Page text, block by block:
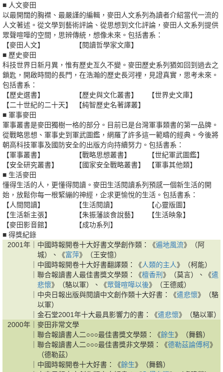
■ 人文麥田
以最開闊的胸襟、最嚴謹的編輯，麥田人文系列為讀者介紹當代一流的
人文著述。從文學到藝術評論、從思想到文化評論，麥田人文系列提供
眾聲喧嘩的空間，思辨傳統，想像未來。包括書系：
【麥田人文】
【閱讀哲學家文庫】
■ 歷史麥田
科技世界日新月異，惟有歷史亙久不變。麥田歷史系列猶如回到過去之
鎖匙，開啟時間的長門，在浩瀚的歷史長河裡，見證真實，思考未來。
包括書系：
【歷史選書】
【歷史與文化叢書】
【世界史文庫】
【二十世紀的二十天】
【純智歷史名著譯叢】
■ 軍事麥田
軍事叢書是麥田獨樹一格的部分。目前已是台灣軍事類書的第一品牌。
從戰略思想、軍事史到軍武圖鑑，網羅了許多這一範疇的經典。今後將
朝高科技軍事及國防安全的出版方向持續努力。包括書系：
【軍事叢書】
【戰略思想叢書】
【世紀軍武圖鑑】
【安全研究叢書】
【國家安全戰略叢書】
【軍事其他類】
■ 生活麥田
懂得生活的人，更懂得閱讀。麥田生活閱讀系列預感一個新生活的開
始，放鬆你每一根緊繃的神經，企求更愉悅的生活。包括書系：
【人間閱讀】
【生活閱讀】
【心靈版圖】
【生活新主張】
【朱振藩談食說藝】
【生活映象】
【麥田影音館】
【成功系列】
■ 得獎紀錄
2001年｜ 中國時報開卷十大好書文學創作類：《遍地風流》（阿
城）、《富萍》（王安憶）
中國時報開卷十大好書翻譯類：《人類的主人》（柯能）
聯合報讀書人最佳書獎文學類：《檀香刑 》（莫言）、《遣
悲懷》（駱以軍）、《眾聲喧嘩以後》（王德威）
中央日報出版與閱讀中文創作類十大好書：《遣悲懷》（駱
以軍）
金石堂2001年十大最具影響力的書：《遣悲懷》（駱以軍）
2000年｜ 麥田非常文學
聯合報讀書人二○○○最佳書獎文學類：《餘生》（舞鶴）
聯合報讀書人二○○○最佳書獎非文學類：《德勒茲論傅柯》
（德勒茲）
中國時報開卷十大好書：《餘生》（舞鶴）